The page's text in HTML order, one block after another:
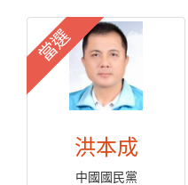
當選
洪本成
中國國民黨